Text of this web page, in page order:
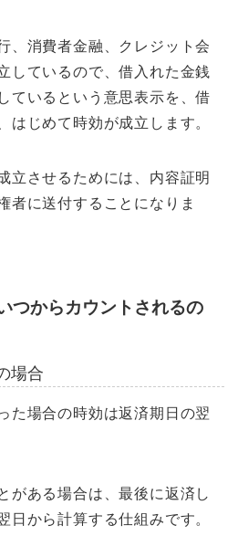
、消費者金融、クレジット会
しているので、借入れた金銭
ているという意思表示を、借
はじめて時効が成立します。
立させるためには、内容証明
者に送付することになりま
つからカウントされるの
場合
た場合の時効は返済期日の翌
がある場合は、最後に返済し
日から計算する仕組みです。